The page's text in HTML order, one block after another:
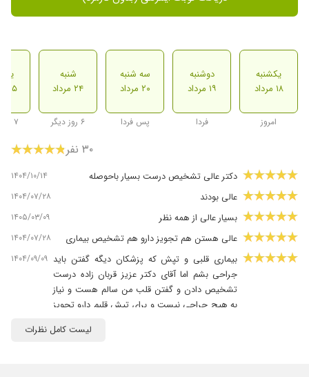
یکشنبه
۱۸ مرداد
امروز
دوشنبه
۱۹ مرداد
فردا
سه شنبه
۲۰ مرداد
پس فردا
شنبه
۲۴ مرداد
۶ روز دیگر
۲۵ مرداد
۷ روز دیگر
۳۰ نفر
دکتر عالی تشخیص درست بسیار باحوصله ۱۴۰۴/۱۰/۱۴
عالی بودند ۱۴۰۴/۰۷/۲۸
بسیار عالی از همه نظر ۱۴۰۵/۰۳/۰۹
عالی هستن هم تجویز دارو هم تشخیص بیماری ۱۴۰۴/۰۷/۲۸
بیماری قلبی و تپش که پزشکان دیگه گفتن باید
جراحی بشم اما آقای دکتر عزیز قربان زاده درست
تشخیص دادن و گفتن قلب من سالم هست و نیاز
به هیچ جراحی نیست و برای تپش قلبم دارو تجویز
۱۴۰۴/۰۹/۰۹
لیست کامل نظرات